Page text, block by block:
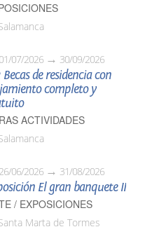
01/07/2026 30/09/2026
Becas de residencia con
completo y
ACTIVIDADES
26/06/2026 31/08/2026
El gran banquete II
/ EXPOSICIONES
Marta de Tormes